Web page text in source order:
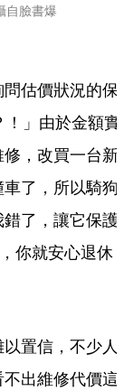
自臉書爆
估價狀況的保
」由於金額實
，改買一台新
了，所以騎狗
了，讓它保護
你就安心退休
置信，不少人
出維修代價這